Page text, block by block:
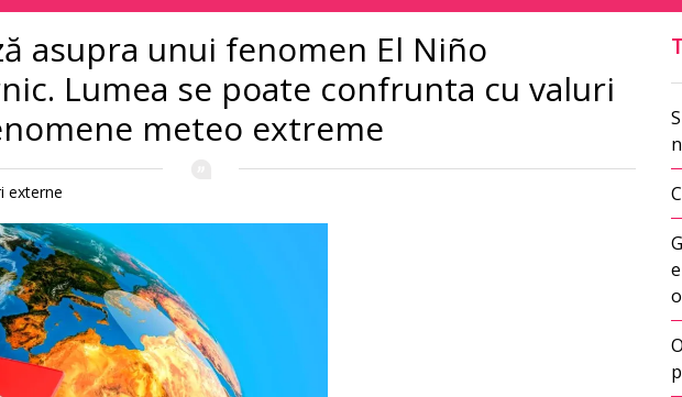
asupra unui fenomen El Niño
Lumea se poate confrunta cu valuri
meteo extreme
externe